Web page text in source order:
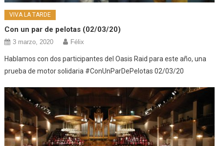
VIVA LA TARDE
Con un par de pelotas (02/03/20)
3 marzo, 2020 Félix
Hablamos con dos participantes del Oasis Raid para este año, una
prueba de motor solidaria #ConUnParDePelotas 02/03/20